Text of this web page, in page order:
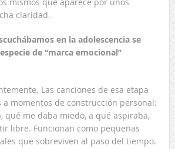
claridad.
en la adolescencia se
de “marca emocional”
Las canciones de esa etapa
a momentos de construcción personal:
qué me daba miedo, a qué aspiraba,
libre. Funcionan como pequeñas
que sobreviven al paso del tiempo.